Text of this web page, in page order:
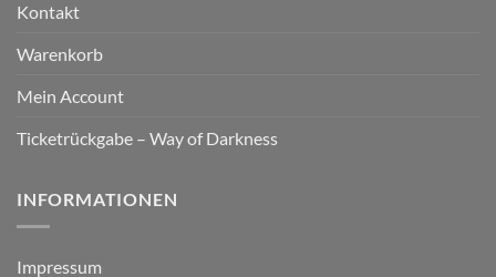
Kontakt
Warenkorb
Mein Account
Ticketrückgabe – Way of Darkness
INFORMATIONEN
Impressum